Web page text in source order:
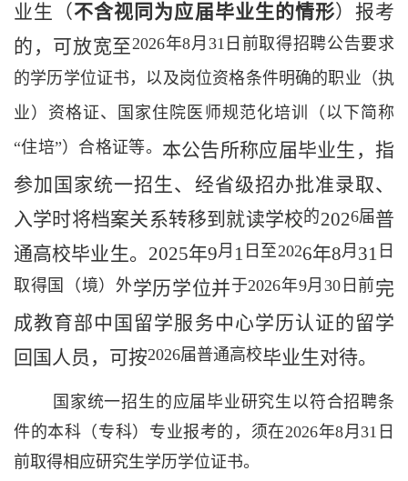
业生（不含视同为应届毕业生的情形）报考
的，可放宽至2026年8月 31 日前取得招聘公告要求
的学历学位证书，以及岗位资格条件明确的职业（执
业）资格证、国家住院医师规范化培训（以下简称
“住培”）合格证等。 本公告所称应届毕业生，指
参加国家统一招生、经省级招办批准录取、
入学时将档案关系转移到就读学校的2026届普
通高校毕业生。 2025年9月 1 日至2026年8月 31 日
取得国（境）外学历学位并于2026年9月30 日前完
成教育部中国留学服务中心学历认证的留学
回国人员 ，可按2026届普通高校毕业生对待。
国家统一招生的应届毕业研究生以符合招聘条
件的本科（专科）专业报考的， 须在2026年8月31 日
前取得相应研究生学历学位证书。